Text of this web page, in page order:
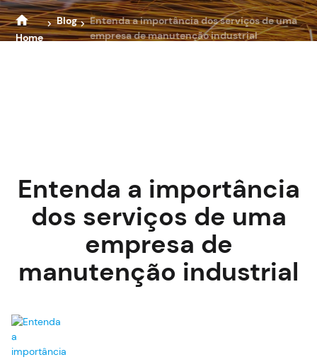
Home
Blog
Entenda a importância dos serviços de uma
empresa de manutenção industrial
Entenda a importância
dos serviços de uma
empresa de
manutenção industrial